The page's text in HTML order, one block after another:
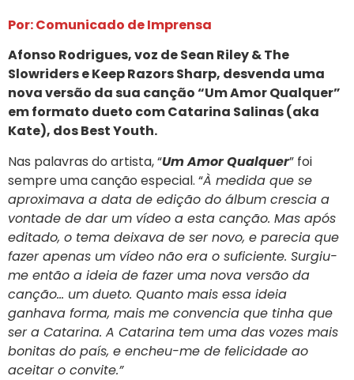
Por: Comunicado de Imprensa
Afonso Rodrigues, voz de Sean Riley & The
Slowriders e Keep Razors Sharp, desvenda uma
nova versão da sua canção “Um Amor Qualquer”
em formato dueto com Catarina Salinas (aka
Kate), dos Best Youth.
Nas palavras do artista, “Um Amor Qualquer” foi
sempre uma canção especial. “À medida que se
aproximava a data de edição do álbum crescia a
vontade de dar um vídeo a esta canção. Mas após
editado, o tema deixava de ser novo, e parecia que
fazer apenas um vídeo não era o suficiente. Surgiu-
me então a ideia de fazer uma nova versão da
canção… um dueto. Quanto mais essa ideia
ganhava forma, mais me convencia que tinha que
ser a Catarina. A Catarina tem uma das vozes mais
bonitas do país, e encheu-me de felicidade ao
aceitar o convite.”